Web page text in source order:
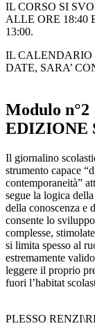
IL CORSO SI
ALLE ORE 18:40
13:00.
IL CALENDARIO
DATE, SARA’
Modulo n°2
EDIZIONE
Il giornalino
strumento capace
contemporaneità”
segue la logica
della conoscenza e
consente lo
complesse,
si limita spesso al
estremamente
leggere il proprio
fuori l’habitat
PLESSO